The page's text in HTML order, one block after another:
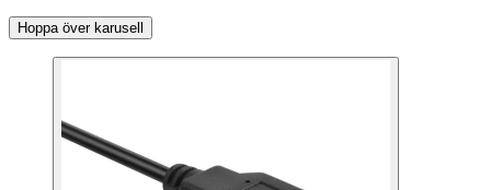
Hoppa över karusell